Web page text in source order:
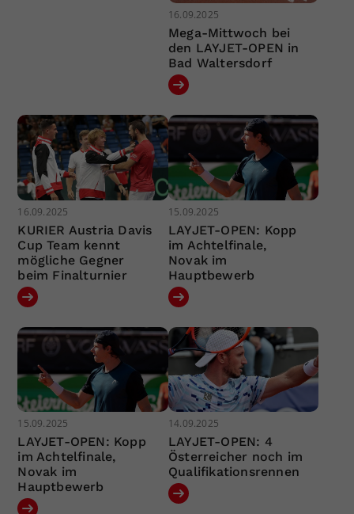
16.09.2025
Mega-Mittwoch bei
den LAYJET-OPEN in
Bad Waltersdorf
16.09.2025
KURIER Austria Davis
Cup Team kennt
mögliche Gegner
beim Finalturnier
15.09.2025
LAYJET-OPEN: Kopp
im Achtelfinale,
Novak im
Hauptbewerb
15.09.2025
LAYJET-OPEN: Kopp
im Achtelfinale,
Novak im
Hauptbewerb
14.09.2025
LAYJET-OPEN: 4
Österreicher noch im
Qualifikationsrennen